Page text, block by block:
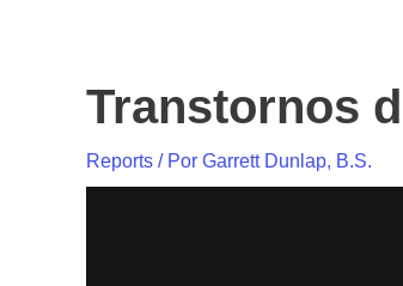
Transtornos
Reports / Por Garrett Dunlap, B.S.